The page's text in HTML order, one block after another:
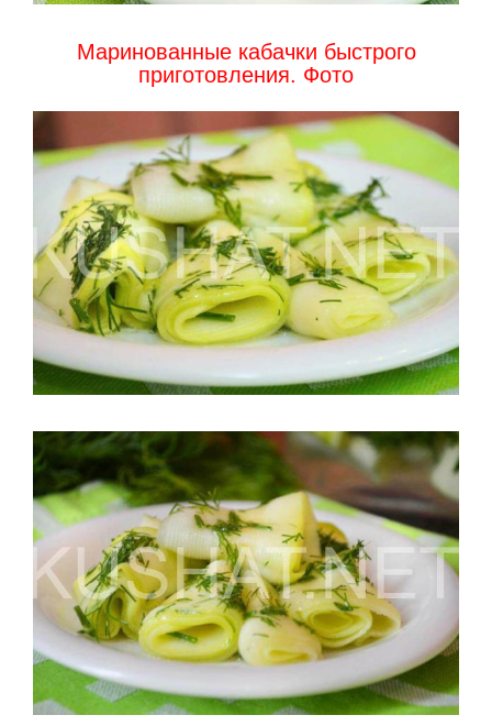
Маринованные кабачки быстрого
приготовления. Фото